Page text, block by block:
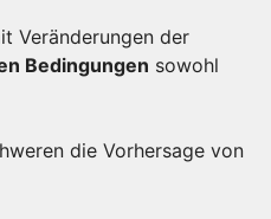
Veränderungen der
Bedingungen sowohl
die Vorhersage von